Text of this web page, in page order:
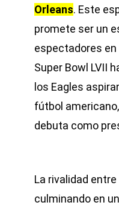
Orleans. Este
promete ser un
espectadores en
Super Bowl LVII
los Eagles
fútbol
debuta como
La rivalidad
culminando en